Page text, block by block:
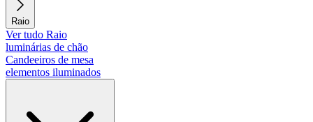
Raio
Ver tudo Raio
luminárias de chão
Candeeiros de mesa
elementos iluminados